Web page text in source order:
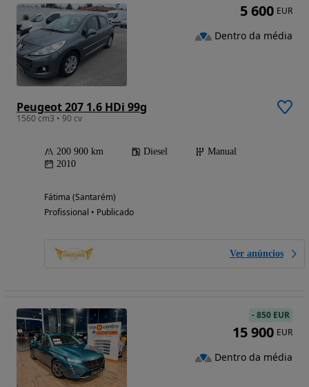
Peugeot 207 1.6 HDi 99g
1560 cm3 • 90 cv
200 900 km Diesel
Manual
2010
Fátima (Santarém)
Profissional • Publicado
Ver anúncios
5 600 EUR
Dentro da média
-850 EUR
15 900 EUR
Dentro da média